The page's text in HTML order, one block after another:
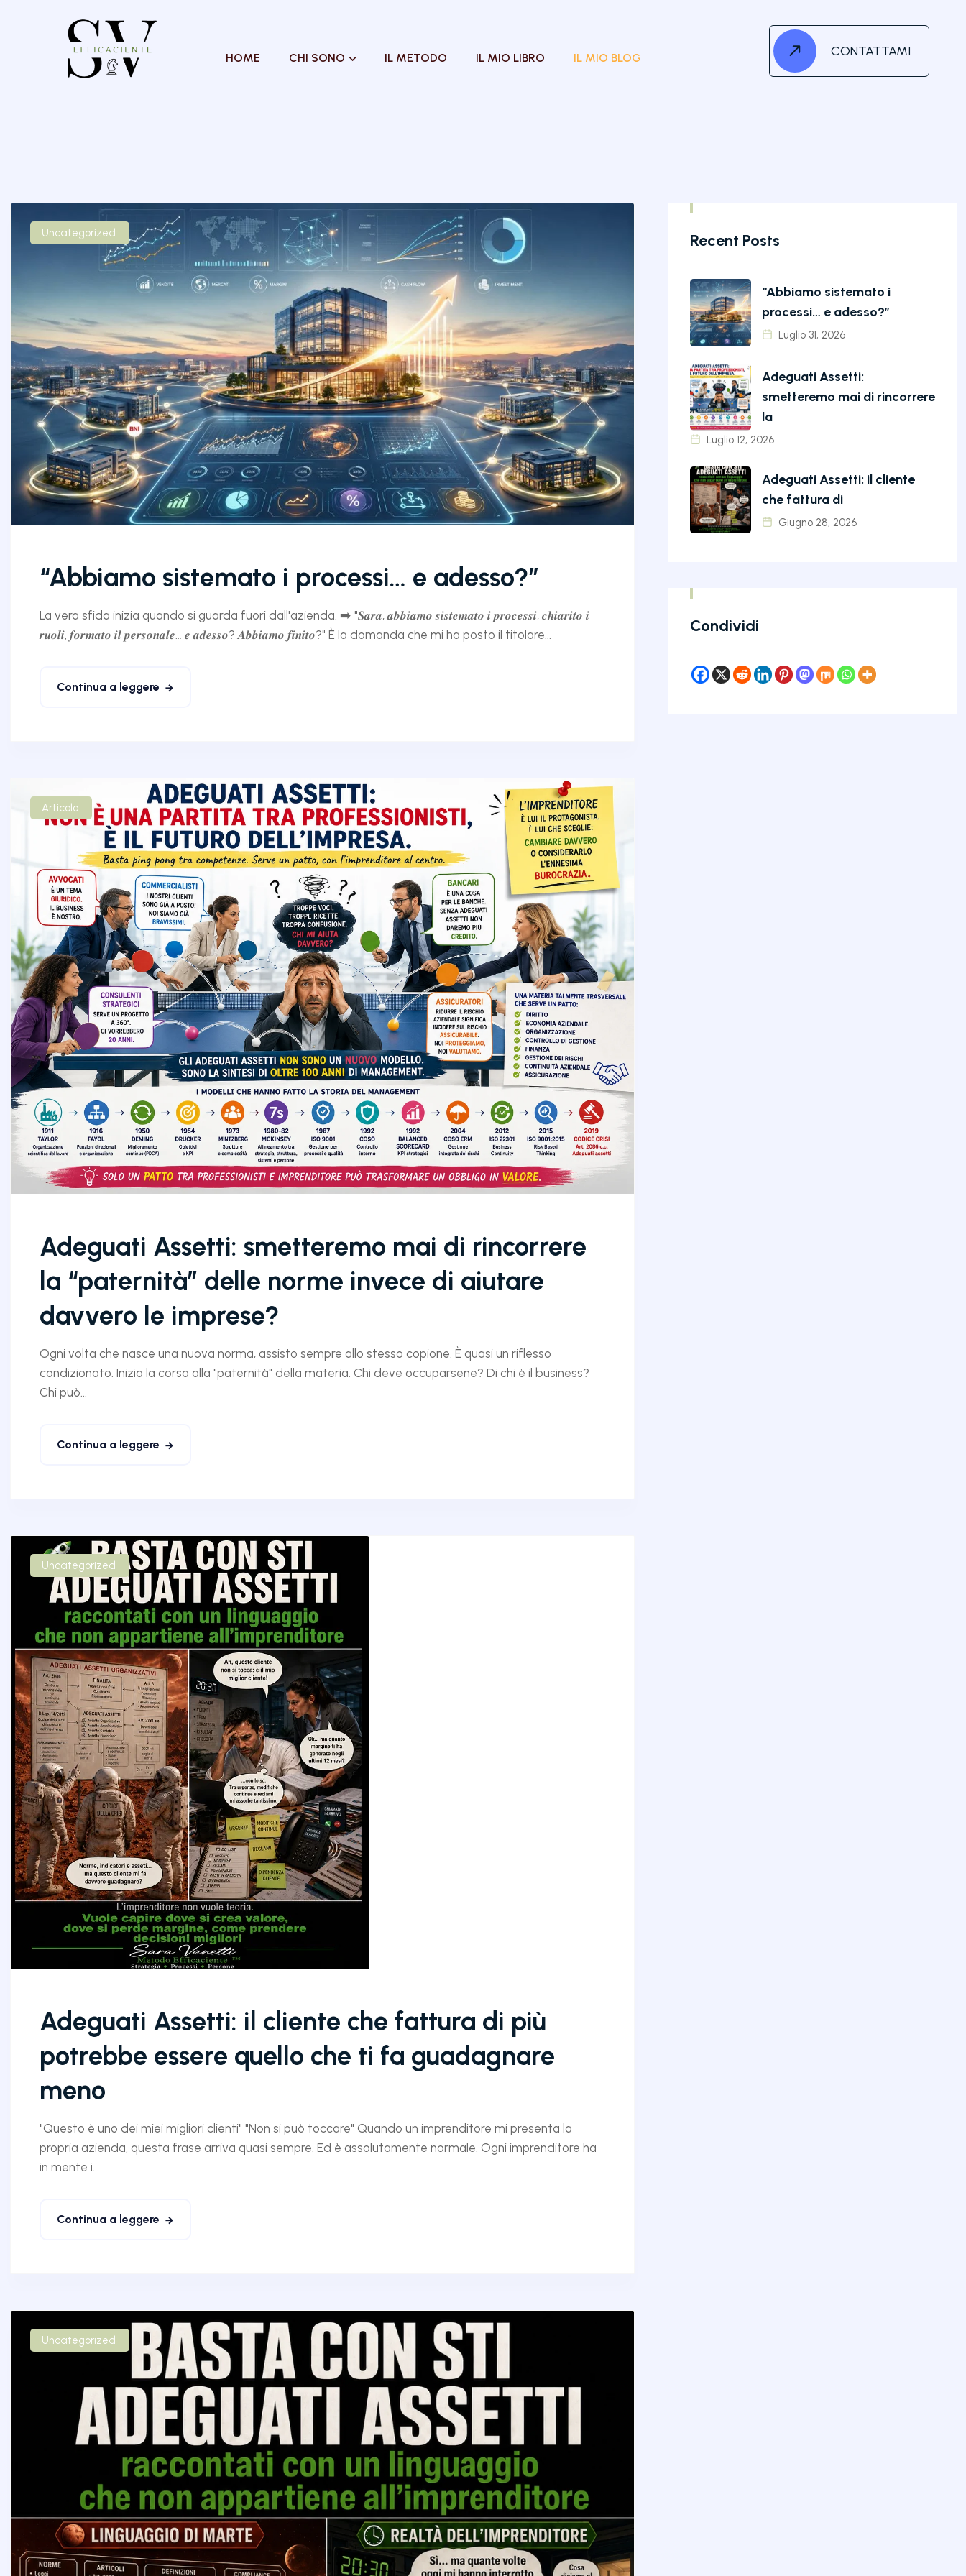
HOME CHI SONO IL METODO IL MIO LIBRO IL MIO BLOG CONTATTAMI
Uncategorized
“Abbiamo sistemato i processi… e adesso?”
La vera sfida inizia quando si guarda fuori dall'azienda. ➡️ "𝑺𝒂𝒓𝒂, 𝒂𝒃𝒃𝒊𝒂𝒎𝒐 𝒔𝒊𝒔𝒕𝒆𝒎𝒂𝒕𝒐 𝒊 𝒑𝒓𝒐𝒄𝒆𝒔𝒔𝒊, 𝒄𝒉𝒊𝒂𝒓𝒊𝒕𝒐 𝒊
𝒓𝒖𝒐𝒍𝒊, 𝒇𝒐𝒓𝒎𝒂𝒕𝒐 𝒊𝒍 𝒑𝒆𝒓𝒔𝒐𝒏𝒂𝒍𝒆… 𝒆 𝒂𝒅𝒆𝒔𝒔𝒐? 𝑨𝒃𝒃𝒊𝒂𝒎𝒐 𝒇𝒊𝒏𝒊𝒕𝒐?" È la domanda che mi ha posto il titolare...
Continua a leggere
Articolo
Adeguati Assetti: smetteremo mai di rincorrere
la “paternità” delle norme invece di aiutare
davvero le imprese?
Ogni volta che nasce una nuova norma, assisto sempre allo stesso copione. È quasi un riflesso
condizionato. Inizia la corsa alla "paternità" della materia. Chi deve occuparsene? Di chi è il business?
Chi può...
Continua a leggere
Uncategorized
Adeguati Assetti: il cliente che fattura di più
potrebbe essere quello che ti fa guadagnare
meno
"Questo è uno dei miei migliori clienti" "Non si può toccare" Quando un imprenditore mi presenta la
propria azienda, questa frase arriva quasi sempre. Ed è assolutamente normale. Ogni imprenditore ha
in mente i...
Continua a leggere
Uncategorized
Recent Posts
“Abbiamo sistemato i
processi… e adesso?”
Luglio 31, 2026
Adeguati Assetti:
smetteremo mai di rincorrere
la
Luglio 12, 2026
Adeguati Assetti: il cliente
che fattura di
Giugno 28, 2026
Condividi